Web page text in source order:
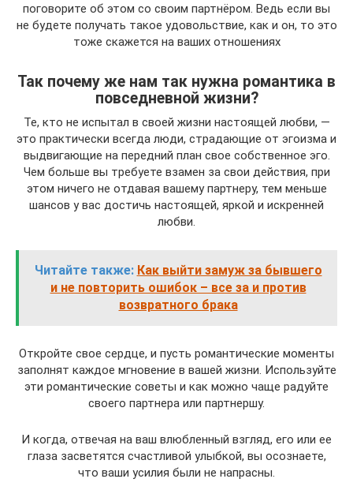
поговорите об этом со своим партнёром. Ведь если вы
не будете получать такое удовольствие, как и он, то это
тоже скажется на ваших отношениях
Так почему же нам так нужна романтика в
повседневной жизни?
Те, кто не испытал в своей жизни настоящей любви, —
это практически всегда люди, страдающие от эгоизма и
выдвигающие на передний план свое собственное эго.
Чем больше вы требуете взамен за свои действия, при
этом ничего не отдавая вашему партнеру, тем меньше
шансов у вас достичь настоящей, яркой и искренней
любви.
Читайте также: Как выйти замуж за бывшего
и не повторить ошибок – все за и против
возвратного брака
Откройте свое сердце, и пусть романтические моменты
заполнят каждое мгновение в вашей жизни. Используйте
эти романтические советы и как можно чаще радуйте
своего партнера или партнершу.
И когда, отвечая на ваш влюбленный взгляд, его или ее
глаза засветятся счастливой улыбкой, вы осознаете,
что ваши усилия были не напрасны.